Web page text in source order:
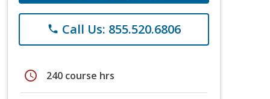
phone Call Us: 855.520.6806
schedule 240 course hrs